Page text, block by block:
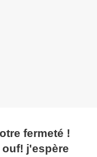
fermeté !
j'espère